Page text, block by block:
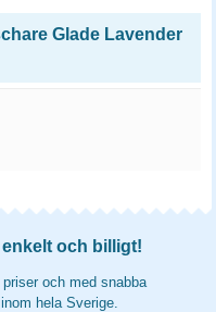
Glade Lavender
och billigt!
och med snabba
hela Sverige.